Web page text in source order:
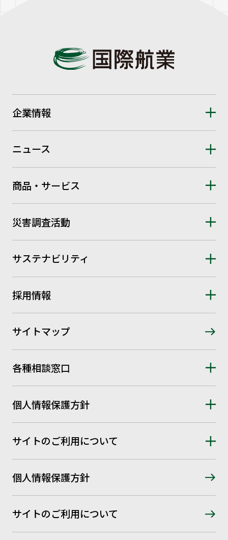
企業情報
ニュース
商品・サービス
災害調査活動
サステナビリティ
採用情報
サイトマップ
各種相談窓口
個人情報保護方針
サイトのご利用について
個人情報保護方針
サイトのご利用について